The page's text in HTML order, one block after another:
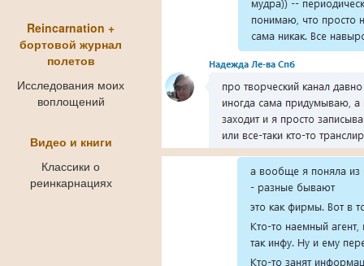
Reincarnation +
бортовой журнал
полетов
Исследования моих
воплощений
Видео и книги
Классики о
реинкарнациях